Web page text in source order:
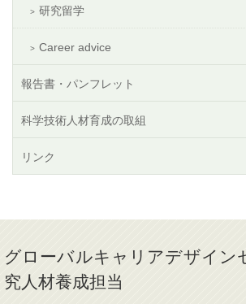
研究留学
Career advice
報告書・パンフレット
科学技術人材育成の取組
リンク
グローバルキャリアデザイン
究人材養成担当